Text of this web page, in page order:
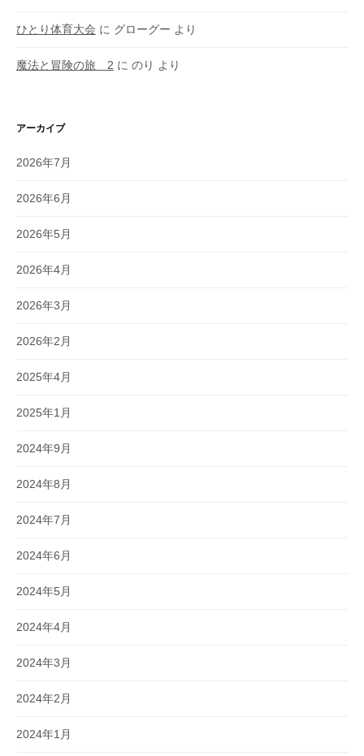
ひとり体育大会 に グローグー より
魔法と冒険の旅 2 に のり より
アーカイブ
2026年7月
2026年6月
2026年5月
2026年4月
2026年3月
2026年2月
2025年4月
2025年1月
2024年9月
2024年8月
2024年7月
2024年6月
2024年5月
2024年4月
2024年3月
2024年2月
2024年1月